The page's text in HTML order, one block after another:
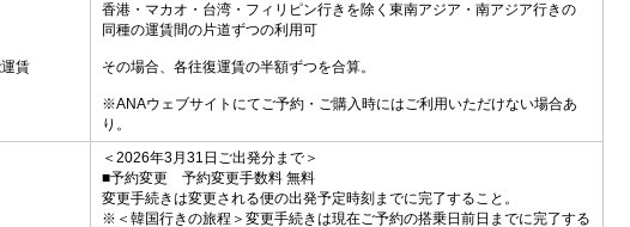
賃
香港・マカオ・台湾・フィリピン行きを除く東南アジア・南アジア行きの
同種の運賃間の片道ずつの利用可
その場合、各往復運賃の半額ずつを合算。
※ANAウェブサイトにてご予約・ご購入時にはご利用いただけない場合あ
り。
＜2026年3月31日ご出発分まで＞
■予約変更 予約変更手数料 無料
変更手続きは変更される便の出発予定時刻までに完了すること。
※＜韓国行きの旅程＞変更手続きは現在ご予約の搭乗日前日までに完了する